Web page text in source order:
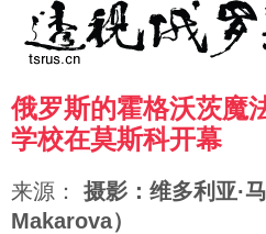
首页
国际
空军
海军
陆军
军事合作
财经
商业
工业
能源
文艺
教育
美食
娱乐
图片新闻
高清图片
漫画
视频
俄罗斯的霍格沃茨魔
学校在莫斯科开幕
来源： 摄影：维多利亚·
Makarova）